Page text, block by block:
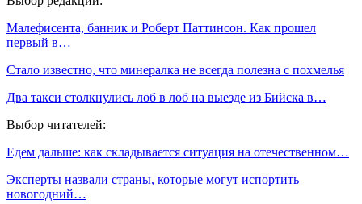
Малефисента, банник и Роберт Паттинсон. Как прошел
первый в…
Стало известно, что минералка не всегда полезна с похмелья
Два такси столкнулись лоб в лоб на выезде из Бийска в…
Выбор читателей:
Едем дальше: как складывается ситуация на отечественном…
Эксперты назвали страны, которые могут испортить
новогодний…